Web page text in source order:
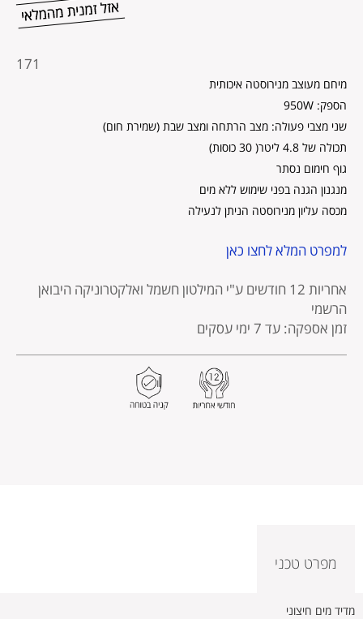
171
מוצר
מיחם מעוצב מנירוסטה איכותית
הספק: 950W
שני מצבי פעולה: מצב הרתחה ומצב שבת (שמירת חום)
תכולה של 4.8 ליטר( 30 כוסות)
גוף חימום נסתר
מנגנון הגנה בפני שימוש ללא מים
מכסה עליון מנירוסטה הניתן לנעילה
למפרט המלא לחצו כאן
אחריות 12 חודשים
ע"י המילטון חשמל ואלקטרוניקה היבואן
הרשמי
זמן אספקה: עד 7 ימי עסקים
מפרט טכני
מדיד מים חיצוני